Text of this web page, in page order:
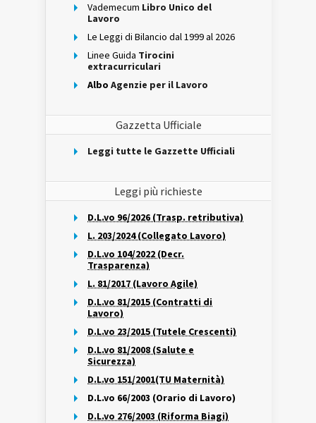
Vademecum Libro Unico del
Lavoro
Le Leggi di Bilancio dal 1999 al 2026
Linee Guida Tirocini
extracurriculari
Albo Agenzie per il Lavoro
Gazzetta Ufficiale
Leggi tutte le Gazzette Ufficiali
Leggi più richieste
D.L.vo 96/2026 (Trasp. retributiva)
L. 203/2024 (Collegato Lavoro)
D.L.vo 104/2022 (Decr.
Trasparenza)
L. 81/2017 (Lavoro Agile)
D.L.vo 81/2015 (Contratti di
Lavoro)
D.L.vo 23/2015 (Tutele Crescenti)
D.L.vo 81/2008 (Salute e
Sicurezza)
D.L.vo 151/2001(TU Maternità)
D.L.vo 66/2003 (Orario di Lavoro)
D.L.vo 276/2003 (Riforma Biagi)